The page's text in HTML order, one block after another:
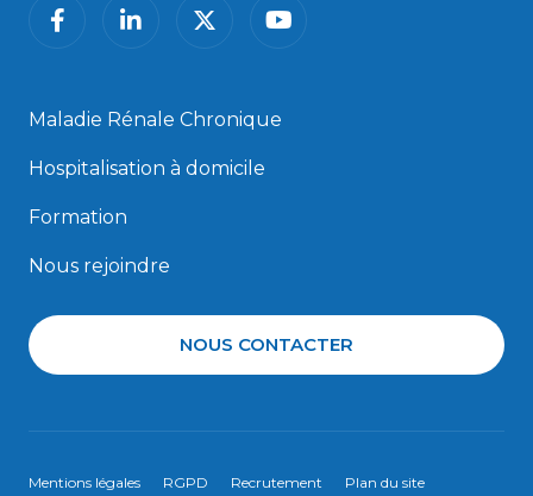
facebooklinkedin twitter youtube
Maladie Rénale Chronique
Hospitalisation à domicile
Formation
Nous rejoindre
NOUS CONTACTER
Mentions légales RGPD Recrutement Plan du site